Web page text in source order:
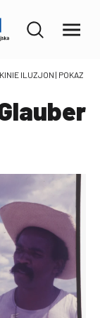
ILUZJON | POKAZ